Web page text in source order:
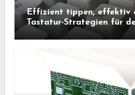
Effizient tippen, effektiv
Tastatur-Strategien für